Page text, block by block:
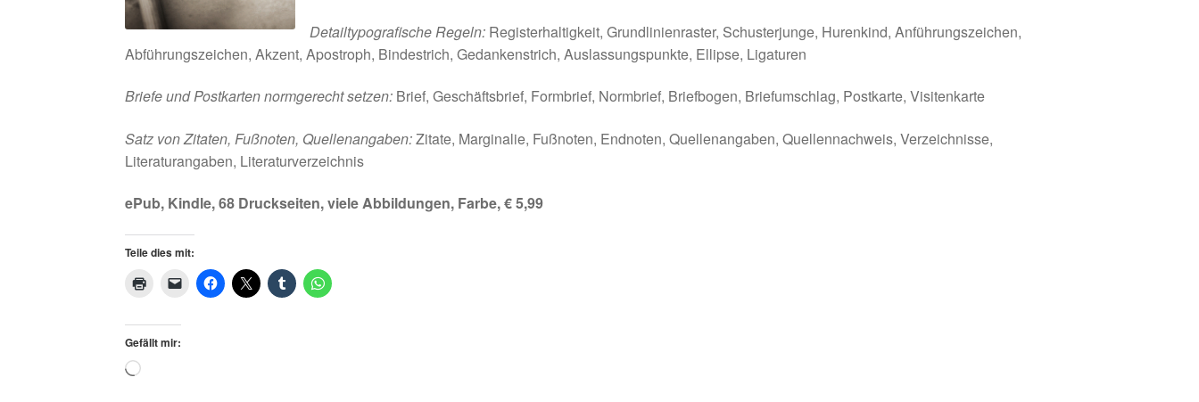
Detailtypografische Regeln: Registerhaltigkeit, Grundlinienraster, Schusterjunge, Hurenkind, Anführungszeichen,
Abführungszeichen, Akzent, Apostroph, Bindestrich, Gedankenstrich, Auslassungspunkte, Ellipse, Ligaturen
Briefe und Postkarten normgerecht setzen: Brief, Geschäftsbrief, Formbrief, Normbrief, Briefbogen, Briefumschlag, Postkarte, Visitenkarte
Satz von Zitaten, Fußnoten, Quellenangaben:Zitate, Marginalie, Fußnoten, Endnoten, Quellenangaben, Quellennachweis, Verzeichnisse,
Literaturangaben, Literaturverzeichnis
ePub, Kindle, 68 Druckseiten, viele Abbildungen, Farbe, € 5,99
Teile dies mit:
Gefällt mir:
Loading…